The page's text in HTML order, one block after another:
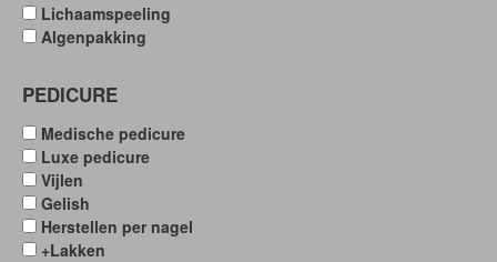
Lichaamspeeling
Algenpakking
PEDICURE
Medische pedicure
Luxe pedicure
Vijlen
Gelish
Herstellen per nagel
+Lakken